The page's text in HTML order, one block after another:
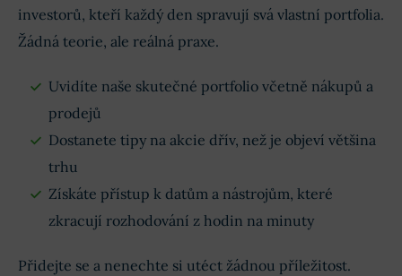
investorů, kteří každý den spravují svá vlastní portfolia.
Žádná teorie, ale reálná praxe.
Uvidíte naše skutečné portfolio včetně nákupů a
prodejů
Dostanete tipy na akcie dřív, než je objeví většina
trhu
Získáte přístup k datům a nástrojům, které
zkracují rozhodování z hodin na minuty
Přidejte se a nenechte si utéct žádnou příležitost.